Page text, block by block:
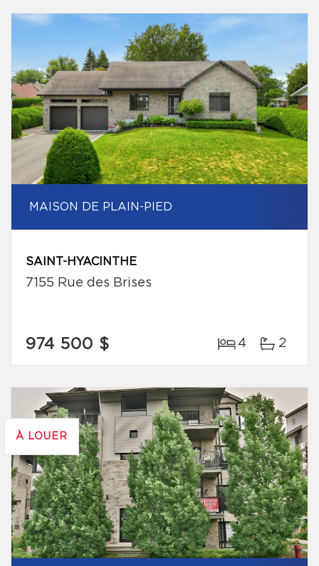
MAISON DE PLAIN-PIED
SAINT-HYACINTHE
7155 Rue des Brises
974 500 $ 4 2
À LOUER